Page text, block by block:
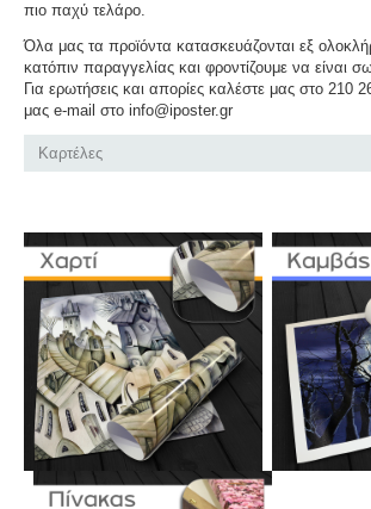
πιο παχύ τελάρο.
Όλα μας τα προϊόντα κατασκευάζονται εξ
κατόπιν παραγγελίας και φροντίζουμε να είναι
Για ερωτήσεις και απορίες καλέστε μας στο 210
μας e-mail στο info@iposter.gr
Καρτέλες